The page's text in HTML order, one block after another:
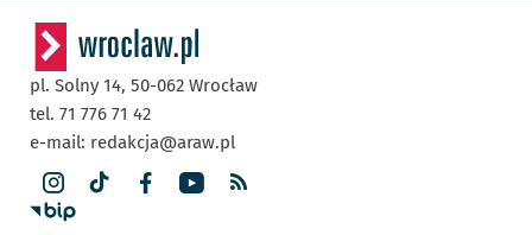
pl. Solny 14, 50-062 Wrocław
tel. 71 776 71 42
e-mail: redakcja@araw.pl